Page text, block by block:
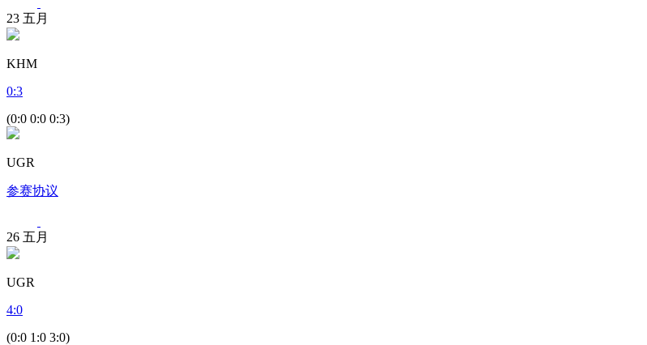
23 五月
KHM
0:3
(0:0 0:0 0:3)
UGR
参赛协议
26 五月
UGR
4:0
(0:0 1:0 3:0)